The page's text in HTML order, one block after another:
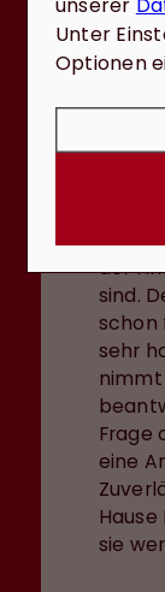
Ich
nur
der
sind.
schon
sehr
nimmt
Frage
eine
sie
Unter
Optionen